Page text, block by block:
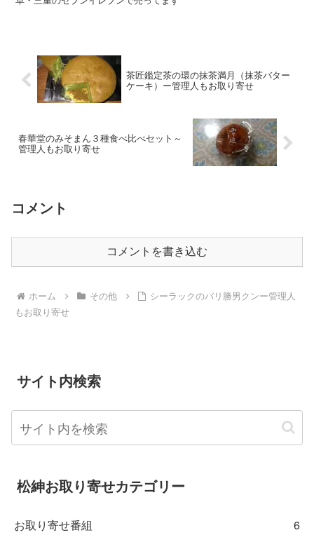
茶匠鑑定茶の環の抹茶満月（抹茶バター
ケーキ）ー管理人もお取り寄せ
春華堂のみそまん３種食べ比べセット～
管理人もお取り寄せ
コメント
コメントを書き込む
ホーム その他
シーラックのバリ勝男クンー管理人
もお取り寄せ
サイト内検索
松紳お取り寄せカテゴリー
お取り寄せ番組 6